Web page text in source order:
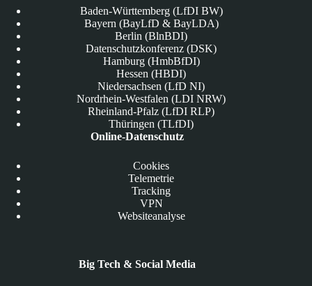
Baden-Württemberg (LfDI BW)
Bayern (BayLfD & BayLDA)
Berlin (BlnBDI)
Datenschutzkonferenz (DSK)
Hamburg (HmbBfDI)
Hessen (HBDI)
Niedersachsen (LfD NI)
Nordrhein-Westfalen (LDI NRW)
Rheinland-Pfalz (LfDI RLP)
Thüringen (TLfDI)
Online-Datenschutz
Cookies
Telemetrie
Tracking
VPN
Websiteanalyse
Big Tech & Social Media